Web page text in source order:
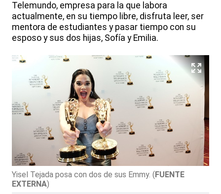
Telemundo, empresa para la que labora
actualmente, en su tiempo libre, disfruta leer, ser
mentora de estudiantes y pasar tiempo con su
esposo y sus dos hijas, Sofía y Emilia.
Yisel Tejada posa con dos de sus Emmy. (FUENTE
EXTERNA)